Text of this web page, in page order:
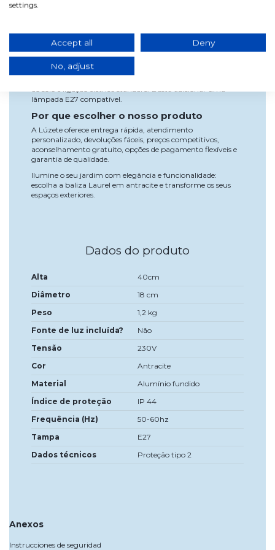
Esta baliza proporciona uma iluminação exterior eficiente e
resistência e baixa manutenção fazem dela um
investimento duradouro.
Utilização e instalação
ao solo e ligação elétrica standard. Basta adicionar uma
lâmpada E27 compatível.
Por que escolher o nosso produto
A Lúzete oferece entrega rápida, atendimento
personalizado, devoluções fáceis, preços competitivos,
aconselhamento gratuito, opções de pagamento flexíveis e
garantia de qualidade.
Ilumine o seu jardim com elegância e funcionalidade:
escolha a baliza Laurel em antracite e transforme os seus
espaços exteriores.
Dados do produto
Alta
40cm
Diâmetro
18 cm
Peso
1,2 kg
Fonte de luz incluída?
Não
Tensão
230V
Cor
Antracite
Material
Alumínio fundido
Índice de proteção
IP 44
Frequência (Hz)
50-60hz
Tampa
E27
Dados técnicos
Proteção tipo 2
Anexos
Instrucciones de seguridad
settings.
Accept all Deny
No, adjust